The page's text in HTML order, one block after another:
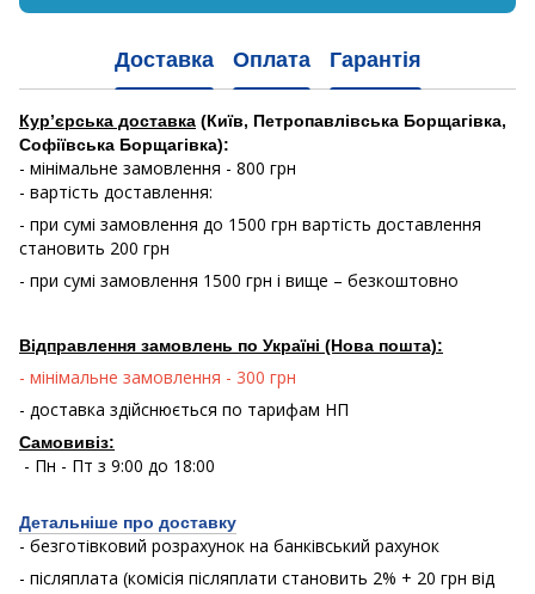
Доставка Оплата Гарантія
Кур’єрська доставка (Київ, Петропавлівська Борщагівка,
Софіївська Борщагівка):
- мінімальне замовлення - 800 грн
- вартість доставлення:
- при сумі замовлення до 1500 грн вартість доставлення
становить 200 грн
- при сумі замовлення 1500 грн і вище – безкоштовно
Відправлення замовлень по Україні (Нова пошта):
- мінімальне замовлення - 300 грн
- доставка здійснюється по тарифам НП
Самовивіз:
- Пн - Пт з 9:00 до 18:00
Детальніше про доставку
- безготівковий розрахунок на банківський рахунок
- післяплата (комісія післяплати становить 2% + 20 грн від